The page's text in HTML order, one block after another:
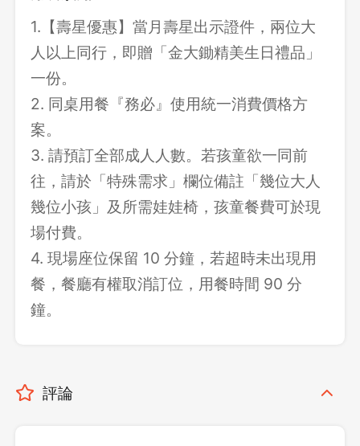
1.【壽星優惠】當月壽星出示證件，兩位大
人以上同行，即贈「金大鋤精美生日禮品」
一份。
2. 同桌用餐『務必』使用統一消費價格方
案。
3. 請預訂全部成人人數。若孩童欲一同前
往，請於「特殊需求」欄位備註「幾位大人
幾位小孩」及所需娃娃椅，孩童餐費可於現
場付費。
4. 現場座位保留 10 分鐘，若超時未出現用
餐，餐廳有權取消訂位，用餐時間 90 分
鐘。
評論